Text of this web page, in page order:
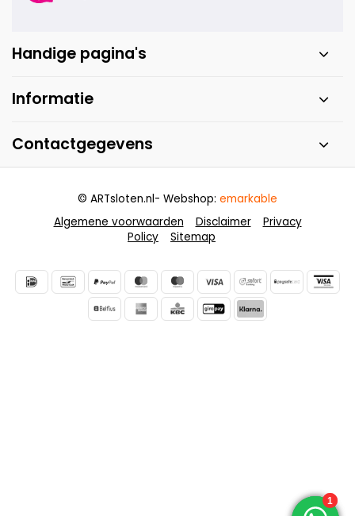
Handige pagina's
Informatie
Contactgegevens
Algemene voorwaarden Disclaimer
Privacy
Policy
Sitemap
© ARTsloten.nl- Webshop: emarkable